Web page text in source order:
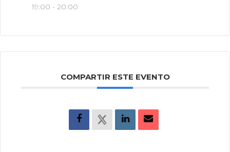
19:00 - 20:00
COMPARTIR ESTE EVENTO